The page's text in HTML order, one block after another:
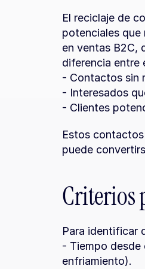
El reciclaje de
potenciales que
en ventas B2C,
diferencia entre
- Contactos sin
- Interesados
- Clientes
Estos
puede
Criterios
Para identificar
- Tiempo desde
enfriamiento).